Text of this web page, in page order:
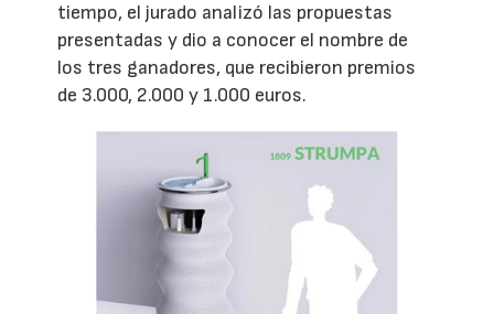
tiempo, el jurado analizó las propuestas
presentadas y dio a conocer el nombre de
los tres ganadores, que recibieron premios
de 3.000, 2.000 y 1.000 euros.